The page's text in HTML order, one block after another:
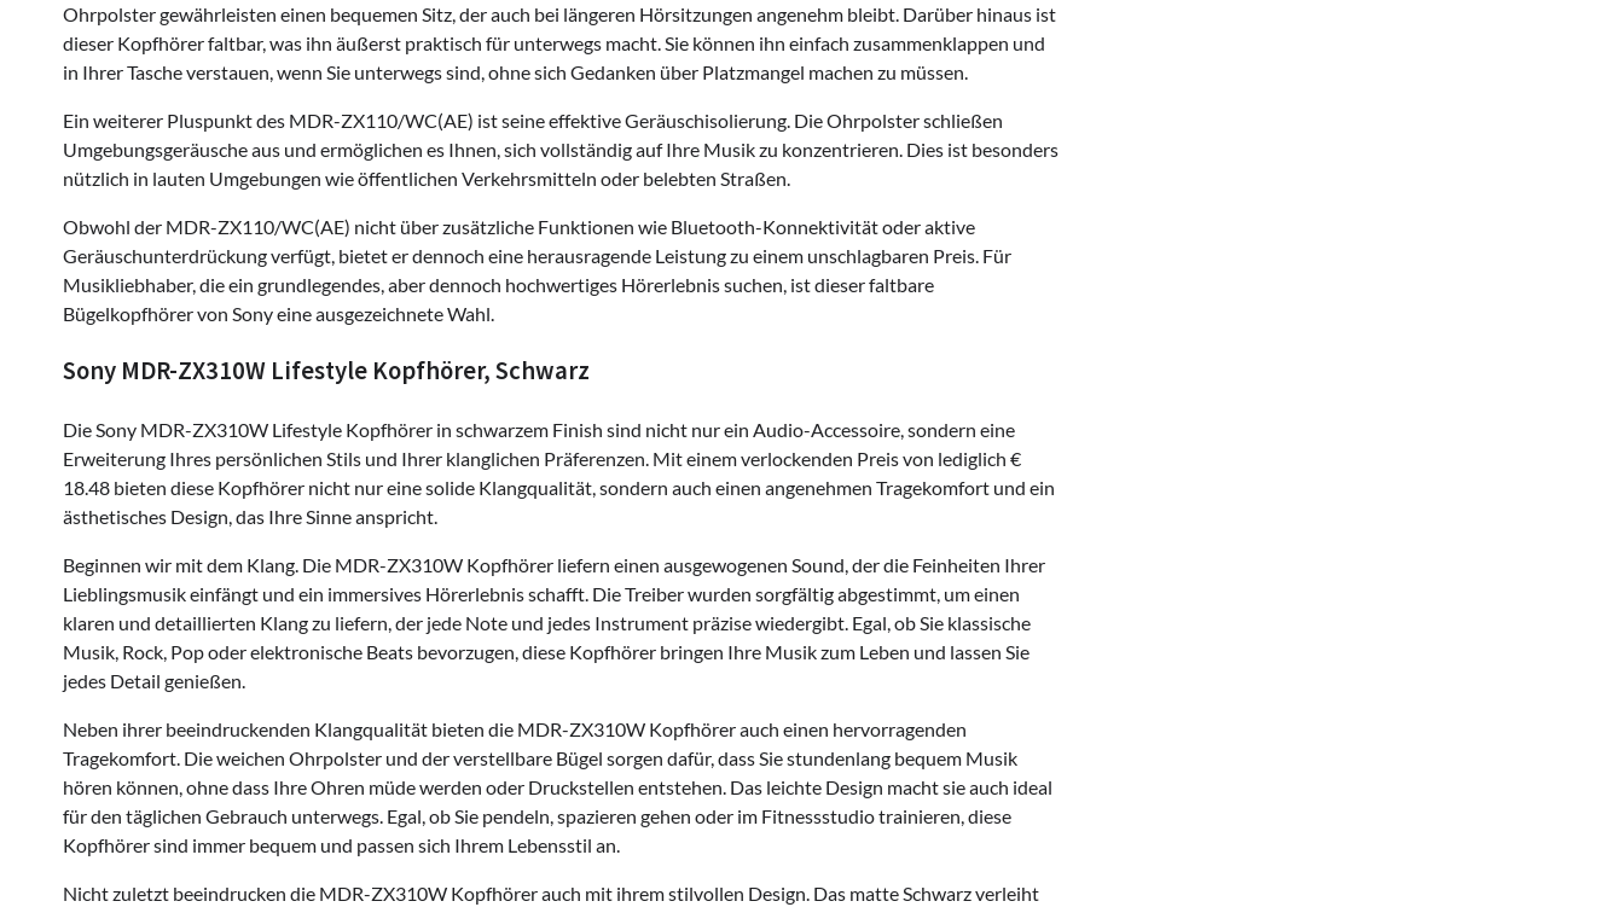
Ohrpolster gewährleisten einen bequemen Sitz, der auch bei längeren Hörsitzungen angenehm bleibt. Darüber hinaus ist
dieser Kopfhörer faltbar, was ihn äußerst praktisch für unterwegs macht. Sie können ihn einfach zusammenklappen und
in Ihrer Tasche verstauen, wenn Sie unterwegs sind, ohne sich Gedanken über Platzmangel machen zu müssen.
Ein weiterer Pluspunkt des MDR-ZX110/WC(AE) ist seine effektive Geräuschisolierung. Die Ohrpolster schließen
Umgebungsgeräusche aus und ermöglichen es Ihnen, sich vollständig auf Ihre Musik zu konzentrieren. Dies ist besonders
nützlich in lauten Umgebungen wie öffentlichen Verkehrsmitteln oder belebten Straßen.
Obwohl der MDR-ZX110/WC(AE) nicht über zusätzliche Funktionen wie Bluetooth-Konnektivität oder aktive
Geräuschunterdrückung verfügt, bietet er dennoch eine herausragende Leistung zu einem unschlagbaren Preis. Für
Musikliebhaber, die ein grundlegendes, aber dennoch hochwertiges Hörerlebnis suchen, ist dieser faltbare
Bügelkopfhörer von Sony eine ausgezeichnete Wahl.
Sony MDR-ZX310W Lifestyle Kopfhörer, Schwarz
Die Sony MDR-ZX310W Lifestyle Kopfhörer in schwarzem Finish sind nicht nur ein Audio-Accessoire, sondern eine
Erweiterung Ihres persönlichen Stils und Ihrer klanglichen Präferenzen. Mit einem verlockenden Preis von lediglich €
18.48 bieten diese Kopfhörer nicht nur eine solide Klangqualität, sondern auch einen angenehmen Tragekomfort und ein
ästhetisches Design, das Ihre Sinne anspricht.
Beginnen wir mit dem Klang. Die MDR-ZX310W Kopfhörer liefern einen ausgewogenen Sound, der die Feinheiten Ihrer
Lieblingsmusik einfängt und ein immersives Hörerlebnis schafft. Die Treiber wurden sorgfältig abgestimmt, um einen
klaren und detaillierten Klang zu liefern, der jede Note und jedes Instrument präzise wiedergibt. Egal, ob Sie klassische
Musik, Rock, Pop oder elektronische Beats bevorzugen, diese Kopfhörer bringen Ihre Musik zum Leben und lassen Sie
jedes Detail genießen.
Neben ihrer beeindruckenden Klangqualität bieten die MDR-ZX310W Kopfhörer auch einen hervorragenden
Tragekomfort. Die weichen Ohrpolster und der verstellbare Bügel sorgen dafür, dass Sie stundenlang bequem Musik
hören können, ohne dass Ihre Ohren müde werden oder Druckstellen entstehen. Das leichte Design macht sie auch ideal
für den täglichen Gebrauch unterwegs. Egal, ob Sie pendeln, spazieren gehen oder im Fitnessstudio trainieren, diese
Kopfhörer sind immer bequem und passen sich Ihrem Lebensstil an.
Nicht zuletzt beeindrucken die MDR-ZX310W Kopfhörer auch mit ihrem stilvollen Design. Das matte Schwarz verleiht